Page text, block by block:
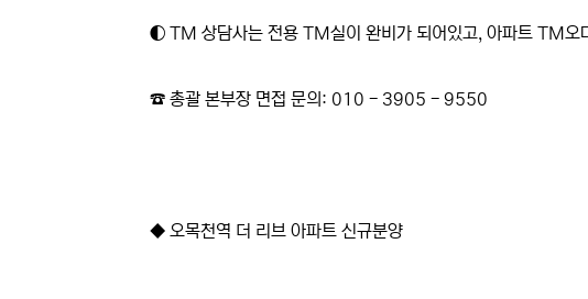
◐ TM 상담사는 전용 TM실이 완비가 되어있고, 아파트 TM오
☎ 총괄 본부장 면접 문의: 010 - 3905 - 9550
◆ 오목천역 더 리브 아파트 신규분양